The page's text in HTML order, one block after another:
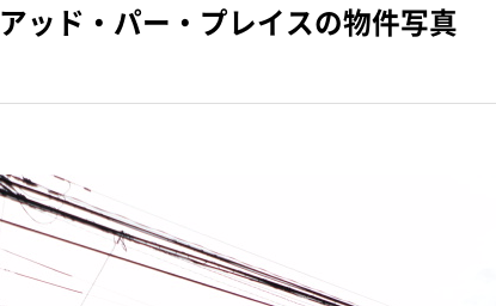
アッド・パー・プレイスの物件写真